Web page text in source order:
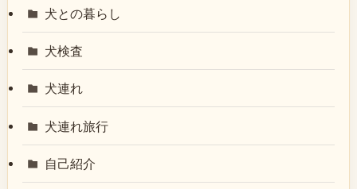
犬との暮らし
犬検査
犬連れ
犬連れ旅行
自己紹介